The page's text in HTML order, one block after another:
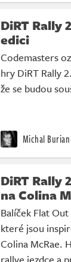
DiRT Rally
edici
Codemasters
hry DiRT Rally
že se budou
Michal Burian
DiRT Rally
na Colina
Balíček Flat
které jsou
Colina McRae.